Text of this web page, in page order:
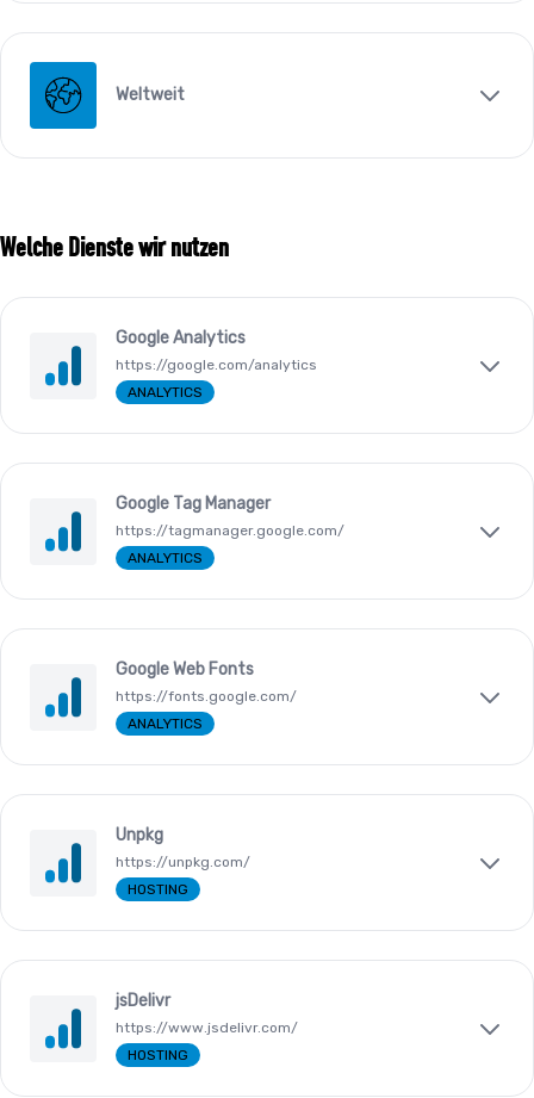
Weltweit
Welche Dienste wir nutzen
Google Analytics
https://google.com/analytics
ANALYTICS
Google Tag Manager
https://tagmanager.google.com/
ANALYTICS
Google Web Fonts
https://fonts.google.com/
ANALYTICS
Unpkg
https://unpkg.com/
HOSTING
jsDelivr
https://www.jsdelivr.com/
HOSTING